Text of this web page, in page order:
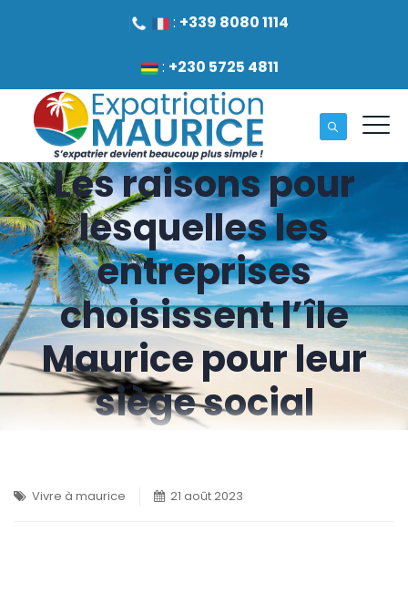
: +339 8080 1114
: +230 5725 4811
Les raisons pour
lesquelles les
entreprises
choisissent l’île
Maurice pour leur
siège social
Vivre à maurice 21 août 2023